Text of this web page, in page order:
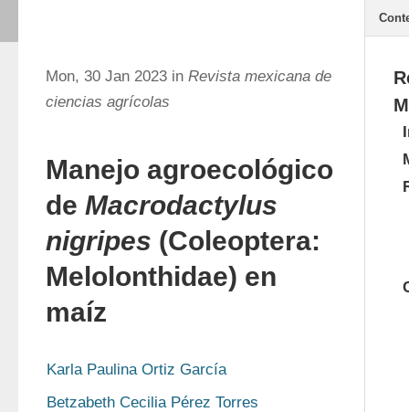
Mon, 30 Jan 2023 in Revista mexicana de
ciencias agrícolas
Manejo agroecológico
de Macrodactylus
nigripes (Coleoptera:
Melolonthidae) en
maíz
Karla Paulina Ortiz García
Betzabeth Cecilia Pérez Torres